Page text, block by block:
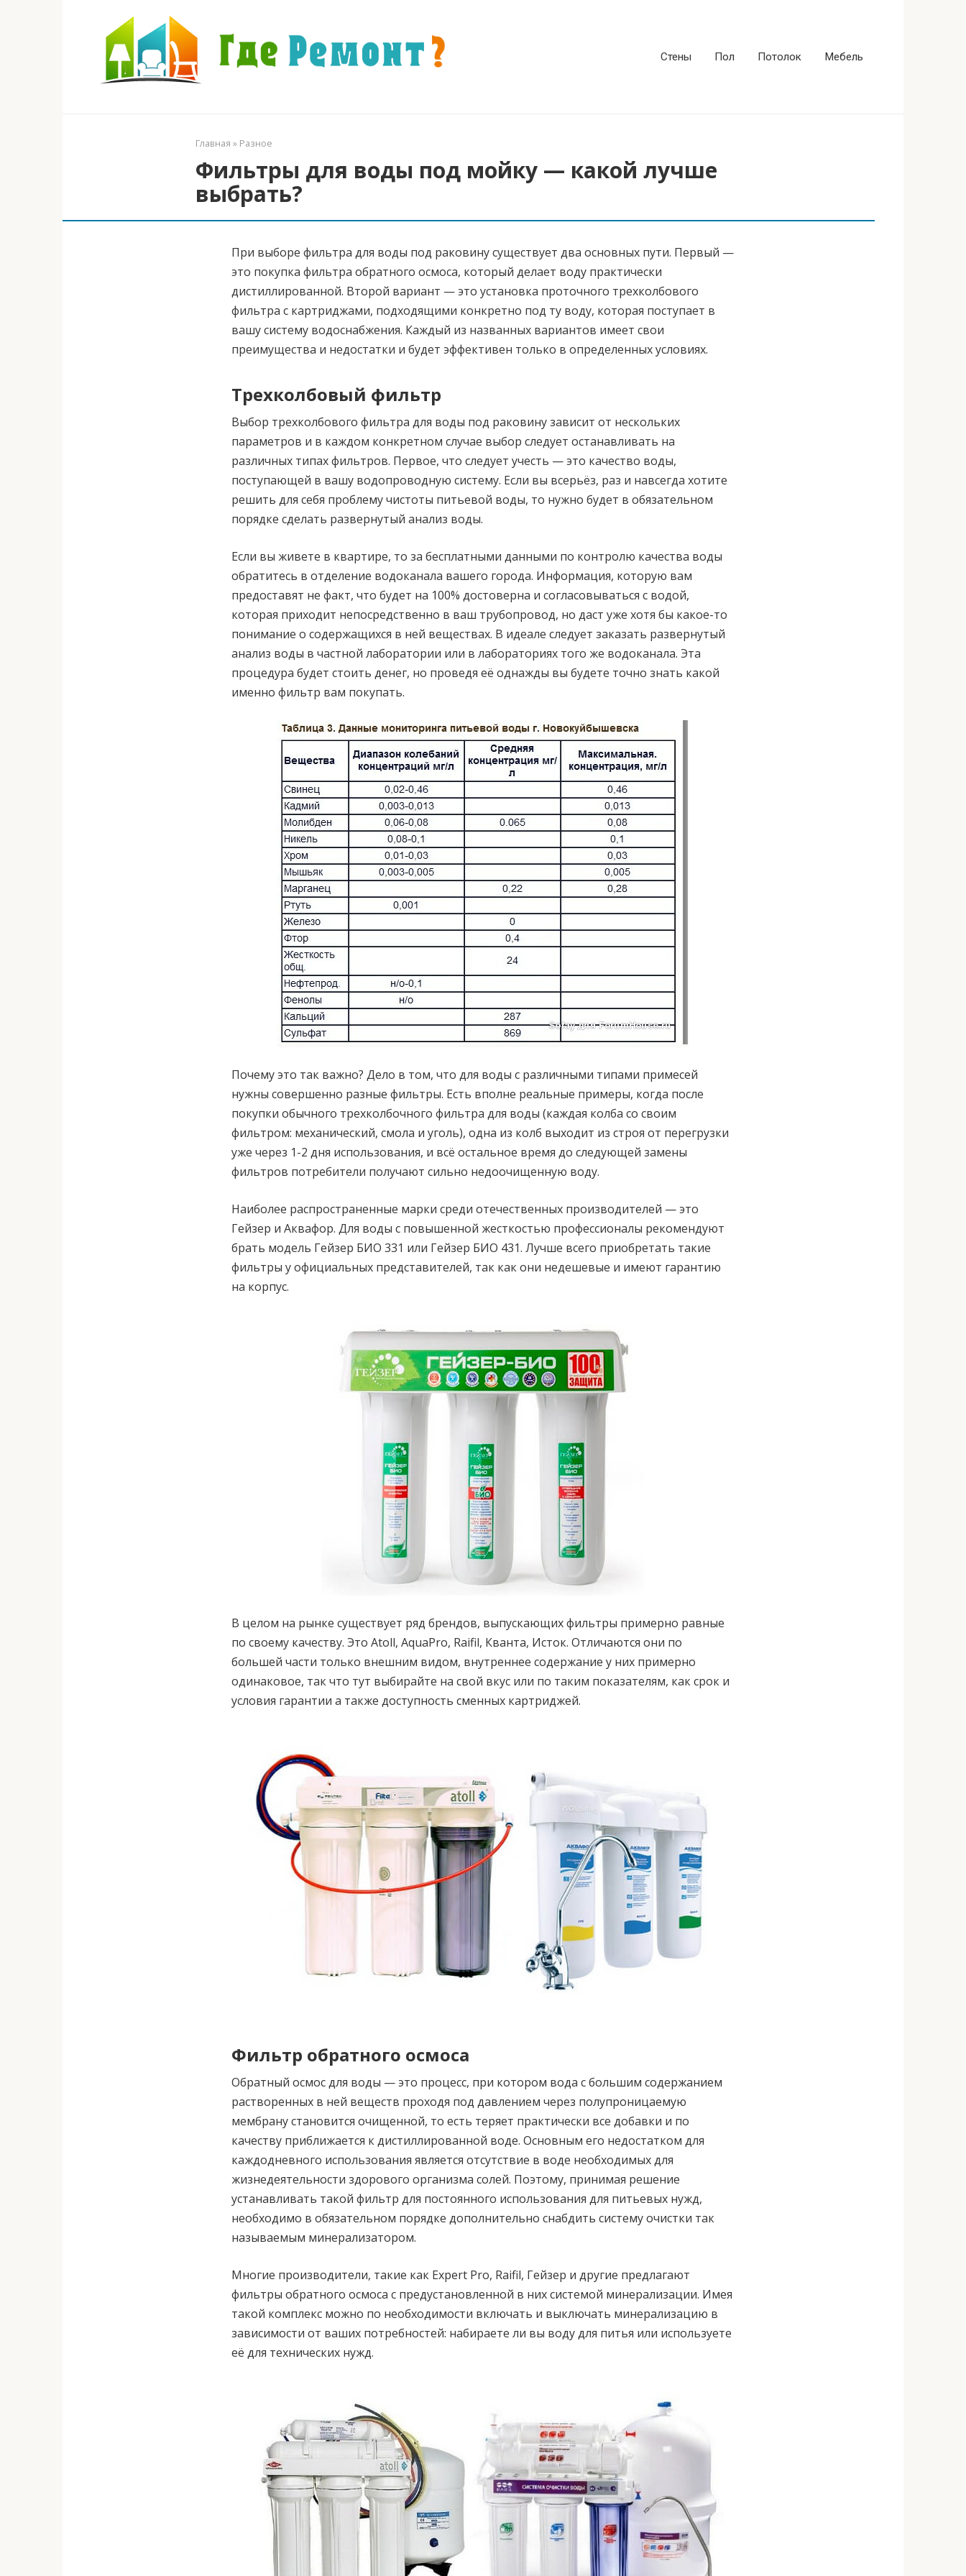
Стены Пол Потолок Мебель
Главная » Разное
Фильтры для воды под мойку — какой лучше
выбрать?
При выборе фильтра для воды под раковину существует два основных пути. Первый —
это покупка фильтра обратного осмоса, который делает воду практически
дистиллированной. Второй вариант — это установка проточного трехколбового
фильтра с картриджами, подходящими конкретно под ту воду, которая поступает в
вашу систему водоснабжения. Каждый из названных вариантов имеет свои
преимущества и недостатки и будет эффективен только в определенных условиях.
Трехколбовый фильтр
Выбор трехколбового фильтра для воды под раковину зависит от нескольких
параметров и в каждом конкретном случае выбор следует останавливать на
различных типах фильтров. Первое, что следует учесть — это качество воды,
поступающей в вашу водопроводную систему. Если вы всерьёз, раз и навсегда хотите
решить для себя проблему чистоты питьевой воды, то нужно будет в обязательном
порядке сделать развернутый анализ воды.
Если вы живете в квартире, то за бесплатными данными по контролю качества воды
обратитесь в отделение водоканала вашего города. Информация, которую вам
предоставят не факт, что будет на 100% достоверна и согласовываться с водой,
которая приходит непосредственно в ваш трубопровод, но даст уже хотя бы какое-то
понимание о содержащихся в ней веществах. В идеале следует заказать развернутый
анализ воды в частной лаборатории или в лабораториях того же водоканала. Эта
процедура будет стоить денег, но проведя её однажды вы будете точно знать какой
именно фильтр вам покупать.
Почему это так важно? Дело в том, что для воды с различными типами примесей
нужны совершенно разные фильтры. Есть вполне реальные примеры, когда после
покупки обычного трехколбочного фильтра для воды (каждая колба со своим
фильтром: механический, смола и уголь), одна из колб выходит из строя от перегрузки
уже через 1-2 дня использования, и всё остальное время до следующей замены
фильтров потребители получают сильно недоочищенную воду.
Наиболее распространенные марки среди отечественных производителей — это
Гейзер и Аквафор. Для воды с повышенной жесткостью профессионалы рекомендуют
брать модель Гейзер БИО 331 или Гейзер БИО 431. Лучше всего приобретать такие
фильтры у официальных представителей, так как они недешевые и имеют гарантию
на корпус.
В целом на рынке существует ряд брендов, выпускающих фильтры примерно равные
по своему качеству. Это Atoll, AquaPro, Raifil, Кванта, Исток. Отличаются они по
большей части только внешним видом, внутреннее содержание у них примерно
одинаковое, так что тут выбирайте на свой вкус или по таким показателям, как срок и
условия гарантии а также доступность сменных картриджей.
Фильтр обратного осмоса
Обратный осмос для воды — это процесс, при котором вода с большим содержанием
растворенных в ней веществ проходя под давлением через полупроницаемую
мембрану становится очищенной, то есть теряет практически все добавки и по
качеству приближается к дистиллированной воде. Основным его недостатком для
каждодневного использования является отсутствие в воде необходимых для
жизнедеятельности здорового организма солей. Поэтому, принимая решение
устанавливать такой фильтр для постоянного использования для питьевых нужд,
необходимо в обязательном порядке дополнительно снабдить систему очистки так
называемым минерализатором.
Многие производители, такие как Expert Pro, Raifil, Гейзер и другие предлагают
фильтры обратного осмоса с предустановленной в них системой минерализации. Имея
такой комплекс можно по необходимости включать и выключать минерализацию в
зависимости от ваших потребностей: набираете ли вы воду для питья или используете
её для технических нужд.